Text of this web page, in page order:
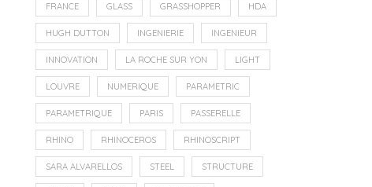
FRANCE GLASS GRASSHOPPER HDA
HUGH DUTTON INGENIERIE INGENIEUR
INNOVATION LA ROCHE SUR YON LIGHT
LOUVRE NUMERIQUE PARAMETRIC
PARAMETRIQUE PARIS PASSERELLE
RHINO RHINOCEROS RHINOSCRIPT
SARA ALVARELLOS STEEL STRUCTURE